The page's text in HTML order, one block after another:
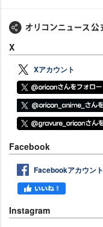
X
Xアカウント
Facebook
Facebookアカウント
Instagram